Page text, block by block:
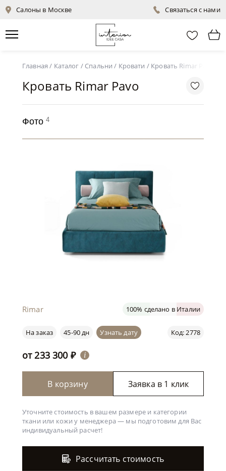
Салоны в Москве Связаться с нами
Главная / Каталог / Спальни / Кровати / Кровать Rimar Pavo
Кровать Rimar Pavo
Фото 4
Rimar 100% сделано в Италии
Код: 2778
На заказ 45-90 дн Узнать дату
от233 300 ₽ i
В корзину Заявка в 1 клик
Уточните стоимость в вашем размере и категории
ткани или кожи у менеджера — мы подготовим для Вас
индивидуальный расчет!
Рассчитать стоимость